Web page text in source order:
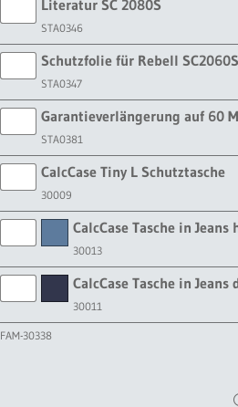
Literatur SC 2080S
STA0346
Schutzfolie für Rebell
STA0347
Garantieverlängerung auf 60
STA0381
CalcCase Tiny L Schutztasche
30009
CalcCase Tasche in
30013
CalcCase Tasche in
30011
FAM-30338